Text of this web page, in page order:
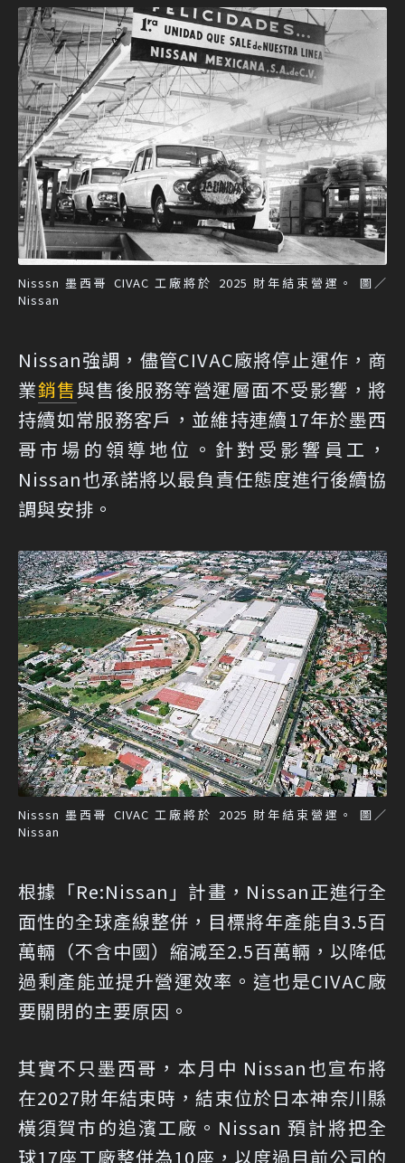
Nisssn 墨西哥 CIVAC 工廠將於 2025 財年結束營運。 圖／
Nissan
Nissan強調，儘管CIVAC廠將停止運作，商
業銷售與售後服務等營運層面不受影響，將
持續如常服務客戶，並維持連續17年於墨西
哥市場的領導地位。針對受影響員工，
Nissan也承諾將以最負責任態度進行後續協
調與安排。
Nisssn 墨西哥 CIVAC 工廠將於 2025 財年結束營運。 圖／
Nissan
根據「Re:Nissan」計畫，Nissan正進行全
面性的全球產線整併，目標將年產能自3.5百
萬輛（不含中國）縮減至2.5百萬輛，以降低
過剩產能並提升營運效率。這也是CIVAC廠
要關閉的主要原因。
其實不只墨西哥，本月中 Nissan也宣布將
在2027財年結束時，結束位於日本神奈川縣
橫須賀市的追濱工廠。Nissan 預計將把全
球17座工廠整併為10座，以度過目前公司的